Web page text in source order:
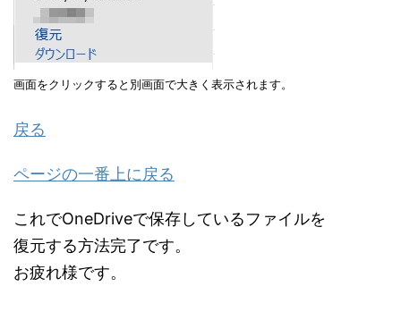
画面をクリックすると別画面で大きく表示されます。
戻る
ページの一番上に戻る
これでOneDriveで保存しているファイルを
復元する方法完了です。
お疲れ様です。